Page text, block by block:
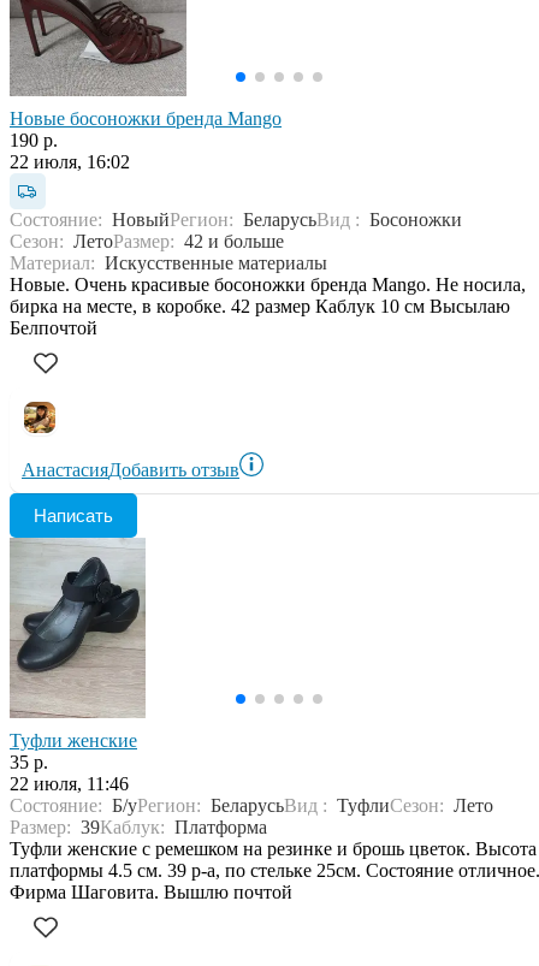
Новые босоножки бренда Mango
190 р.
22 июля, 16:02
Состояние: НовыйРегион: БеларусьВид : Босоножки
Сезон: ЛетоРазмер: 42 и больше
Материал: Искусственные материалы
Новые. Очень красивые босоножки бренда Mango. Не носила,
бирка на месте, в коробке. 42 размер Каблук 10 см Высылаю
Белпочтой
АнастасияДобавить отзыв
Написать
Туфли женские
35 р.
22 июля, 11:46
Состояние: Б/уРегион: БеларусьВид : ТуфлиСезон: Лето
Размер: 39Каблук: Платформа
Туфли женские с ремешком на резинке и брошь цветок. Высота
платформы 4.5 см. 39 р-а, по стельке 25см. Состояние отличное.
Фирма Шаговита. Вышлю почтой